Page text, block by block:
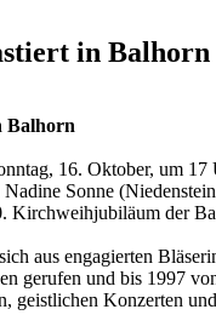
in Balhorn
Balhorn
16. Oktober, um
Sonne
Kirchweihjubiläum der
aus engagierten
gerufen und bis 1997
Konzerten